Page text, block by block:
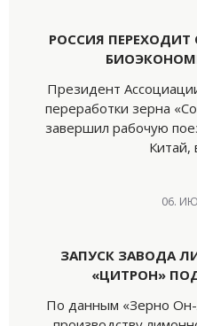
РОССИЯ ПЕРЕХОДИТ
Президент
переработки зерна
завершил рабочую
Китай,
06.
ЗАПУСК ЗАВОДА
«ЦИТРОН»
По данным «Зерно Он-